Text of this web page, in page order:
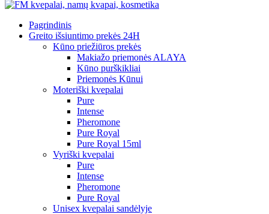
Pagrindinis
Greito išsiuntimo prekės 24H
Kūno priežiūros prekės
Makiažo priemonės ALAYA
Kūno purškikliai
Priemonės Kūnui
Moteriški kvepalai
Pure
Intense
Pheromone
Pure Royal
Pure Royal 15ml
Vyriški kvepalai
Pure
Intense
Pheromone
Pure Royal
Unisex kvepalai sandėlyje